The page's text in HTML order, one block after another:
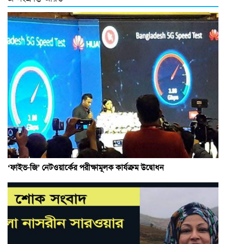
‘ফাইভ-জি’ নেটওয়ার্কের পরীক্ষামূলক কার্যক্রম উদ্বোধন